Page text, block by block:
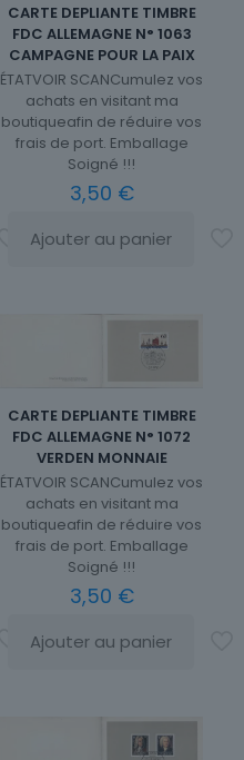
CARTE DEPLIANTE TIMBRE
FDC ALLEMAGNE N° 1063
CAMPAGNE POUR LA PAIX
ÉTATVOIR SCANCumulez vos
achats en visitant ma
boutiqueafin de réduire vos
frais de port. Emballage
Soigné !!!
3,50 €
Ajouter au panier
CARTE DEPLIANTE TIMBRE
FDC ALLEMAGNE N° 1072
VERDEN MONNAIE
ÉTATVOIR SCANCumulez vos
achats en visitant ma
boutiqueafin de réduire vos
frais de port. Emballage
Soigné !!!
3,50 €
Ajouter au panier